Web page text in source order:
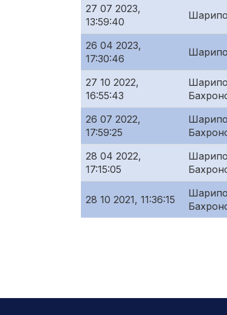
27 07 2023,
13:59:40
26 04 2023,
17:30:46
27 10 2022,
16:55:43
26 07 2022,
17:59:25
28 04 2022,
17:15:05
28 10 2021, 11:36:15